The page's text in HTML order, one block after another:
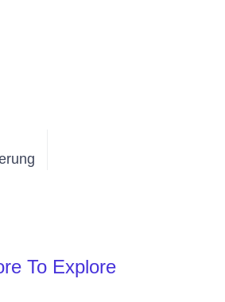
To Explore